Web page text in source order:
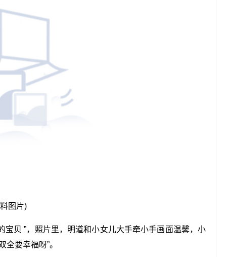
图片)
贝 ”，照片里，明道和小女儿大手牵小手画面温馨，小
要幸福呀”。